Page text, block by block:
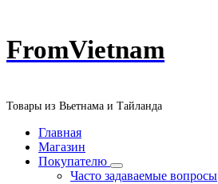
Перейти
к
FromVietnam
Товары из Вьетнама и Тайланда
Главная
Магазин
Покупателю
Часто задаваемые вопросы